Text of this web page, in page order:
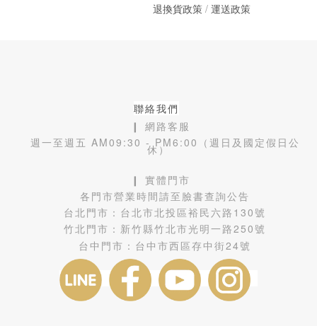
退換貨政策/ 運送政策
聯絡我們
❙ 網路客服
週一至週五 AM09:30 - PM6:00（週日及國定假日公
休）
❙ 實體門市
各門市營業時間請至臉書查詢公告
台北門市： 台北市北投區裕民六路130號
竹北門市： 新竹縣竹北市光明一路250號
台中門市： 台中市西區存中街24號